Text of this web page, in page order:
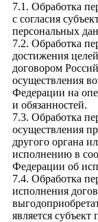
7.1. Обработка
с согласия
персональных
7.2. Обработка
достижения
договором
осуществления
Федерации на
и обязанностей.
7.3. Обработка
осуществления
другого органа
исполнению в
Федерации об
7.4. Обработка
исполнения
является